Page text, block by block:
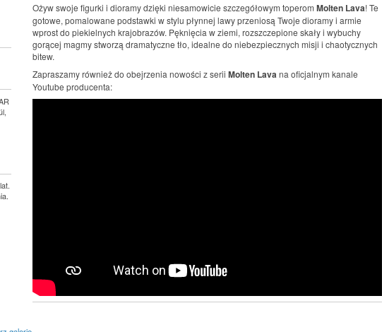
Ożyw swoje figurki i dioramy dzięki niesamowicie szczegółowym toperom Molten Lava! Te
gotowe, pomalowane podstawki w stylu płynnej lawy przeniosą Twoje dioramy i armie
wprost do piekielnych krajobrazów. Pęknięcia w ziemi, rozszczepione skały i wybuchy
gorącej magmy stworzą dramatyczne tło, idealne do niebezpiecznych misji i chaotycznych
bitew.
Zapraszamy również do obejrzenia nowości z serii Molten Lavana oficjalnym kanale
Youtube producenta: